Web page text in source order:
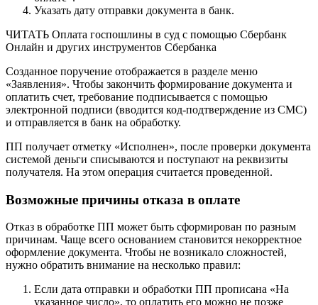
Указать дату отправки документа в банк.
ЧИТАТЬ Оплата госпошлины в суд с помощью Сбербанк
Онлайн и других инструментов Сбербанка
Созданное поручение отображается в разделе меню
«Заявления». Чтобы закончить формирование документа и
оплатить счет, требование подписывается с помощью
электронной подписи (вводится код-подтверждение из СМС)
и отправляется в банк на обработку.
ПП получает отметку «Исполнен», после проверки документа
системой деньги списываются и поступают на реквизиты
получателя. На этом операция считается проведенной.
Возможные причины отказа в оплате
Отказ в обработке ПП может быть сформирован по разным
причинам. Чаще всего основанием становится некорректное
оформление документа. Чтобы не возникало сложностей,
нужно обратить внимание на несколько правил:
Если дата отправки и обработки ПП прописана «На
указанное число», то оплатить его можно не позже